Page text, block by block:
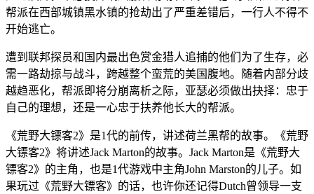
帮派在西部城镇黑水镇的抢劫出了严重差错后，一行人不得不
开始逃亡。
遭到联邦探员和国内最出色赏金猎人追捕的他们为了生存，必
需一路劫掠与战斗，跨越整个蛮荒的美国腹地。随着内部分歧
越趋恶化，帮派即将分崩离析之际，亚瑟必须做出抉择：忠于
自己的理想，还是一心忠于扶养他长大的帮派。
《荒野大镖客2》是1代的前传，讲述荷兰黑帮的故事。《荒野
大镖客2》将讲述Jack Marton的故事。Jack Marton是《荒野大
镖客2》的主角，也是1代游戏中主角John Marston的儿子。如
果玩过《荒野大镖客》的话，也许你还记得Dutch曾领导一支